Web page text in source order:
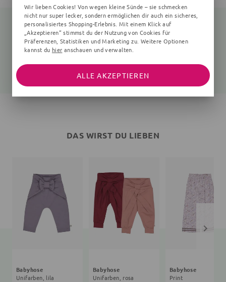
Langarmshirt
26,91 €
Print
DAS WIRST DU LIEBEN
Babyhose
Unifarben, lila
Babyhose
Unifarben, rosa
Babyhose
Print
Wir lieben Cookies! Von wegen kleine Sünde – sie schmecken
nicht nur super lecker, sondern ermöglichen dir auch ein sicheres,
personalisiertes Shopping-Erlebnis. Mit einem Klick auf
„Akzeptieren“ stimmst du der Nutzung von Cookies für
Präferenzen, Statistiken und Marketing zu. Weitere Optionen
kannst du hier anschauen und verwalten.
ALLE AKZEPTIEREN